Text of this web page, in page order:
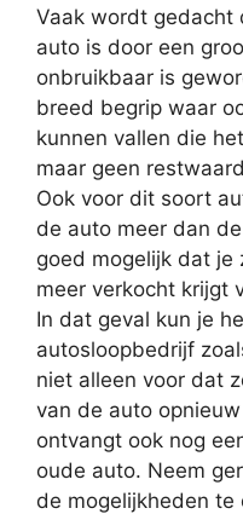
Vaak wordt gedacht
auto is door een
onbruikbaar is
breed begrip waar
kunnen vallen die
maar geen
Ook voor dit soort
de auto meer dan
goed mogelijk dat je
meer verkocht krijgt
In dat geval kun je
autosloopbedrijf
niet alleen voor dat
van de auto
ontvangt ook nog
oude auto. Neem
de mogelijkheden te